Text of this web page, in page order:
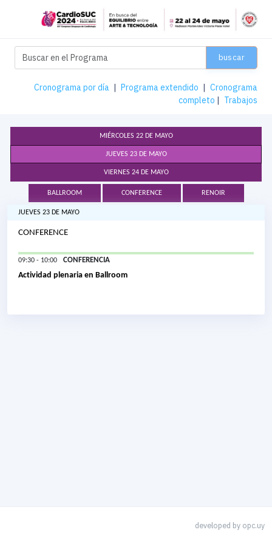
buscar
Cronograma por día | Programa extendido | Cronograma
completo | Trabajos
MIÉRCOLES 22 DE MAYO
JUEVES 23 DE MAYO
VIERNES 24 DE MAYO
BALLROOM CONFERENCE RENOIR
JUEVES 23 DE MAYO
CONFERENCE
09:30 - 10:00 CONFERENCIA
Actividad plenaria en Ballroom
developed by opc.uy